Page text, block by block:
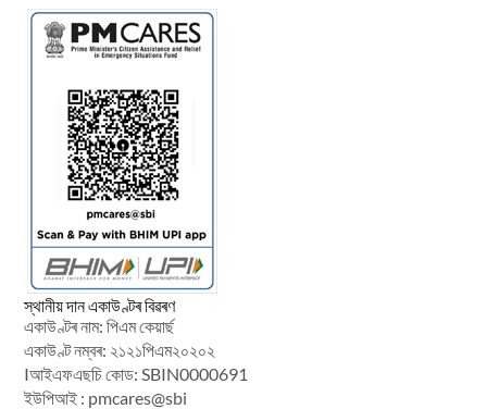
স্থানীয় দান একাউণ্টৰ বিৱৰণ
একাউণ্টৰ নাম: পিএম কেয়াৰ্ছ
একাউণ্ট নম্বৰ: ২১২১পিএম২০২০২
Iআইএফএছচি কোড: SBIN0000691
ইউপিআই : pmcares@sbi